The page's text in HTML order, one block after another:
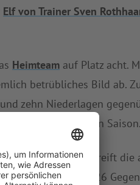
Elf von Trainer Sven
Heimteam auf Platz acht.
betrübliches Bild ab.
zehn Niederlagen
nun abgeschlossenen Saison.
Sittenbachtal
greift die
Mit gerade einmal 26